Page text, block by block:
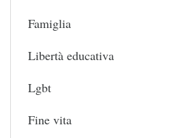
Famiglia
Libertà educativa
Lgbt
Fine vita